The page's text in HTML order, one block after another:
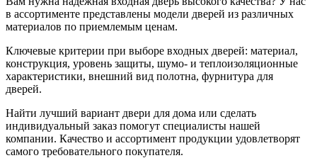
в ассортименте представлены модели дверей из различных
материалов по приемлемым ценам.
Ключевые критерии при выборе входных дверей: материал,
конструкция, уровень защиты, шумо- и теплоизоляционные
характеристики, внешний вид полотна, фурнитура для
дверей.
Найти лучший вариант двери для дома или сделать
индивидуальный заказ помогут специалисты нашей
компании. Качество и ассортимент продукции удовлетворят
самого требовательного покупателя.